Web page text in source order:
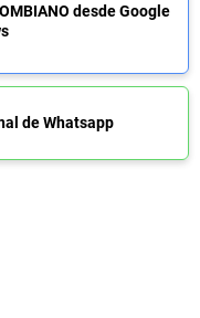
desde Google
de Whatsapp